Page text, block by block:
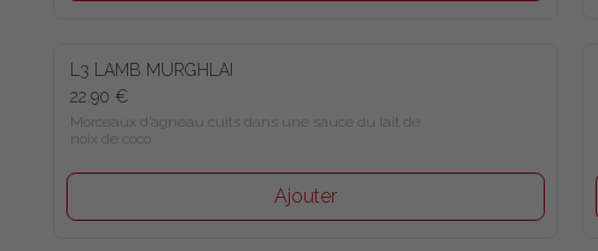
L3 LAMB MURGHLAI
22.90 €
Morceaux d’agneau cuits dans une sauce du lait de noix de
coco
Ajouter